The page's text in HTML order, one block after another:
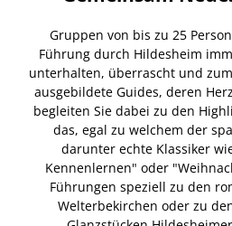
Gruppen von bis zu 25
Führung durch Hildesheim
unterhalten, überrascht und
ausgebildete Guides, deren
begleiten Sie dabei zu den
das, egal zu welchem der
darunter echte Klassiker
Kennenlernen" oder
Führungen speziell zu den
Welterbekirchen oder zu